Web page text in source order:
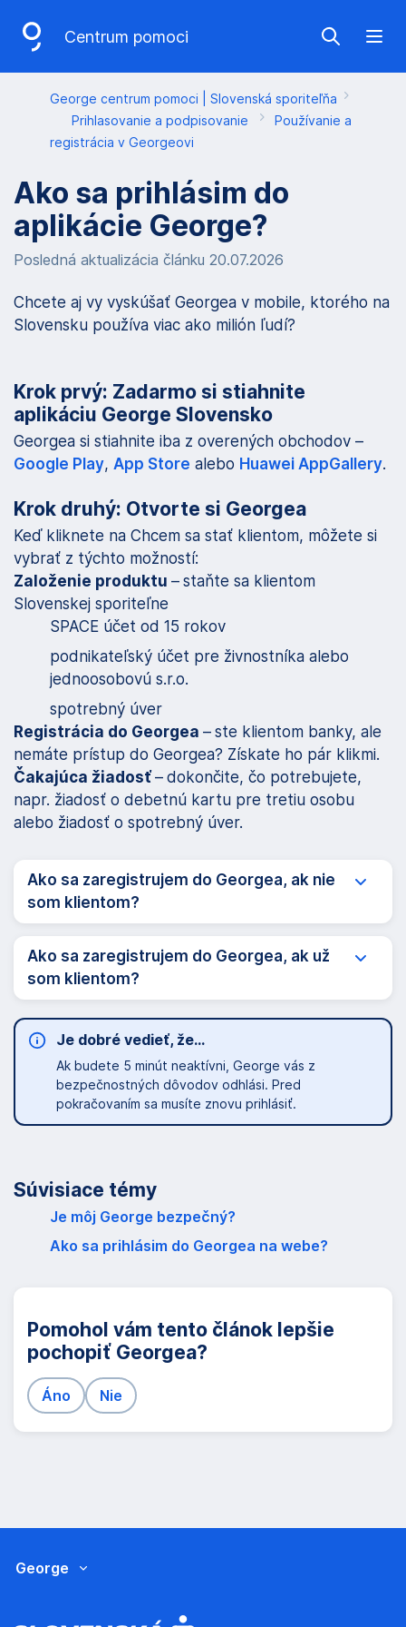
e
Centrum pomoci Show
George centrum pomoci | Slovenská sporiteľňa
Prihlasovanie a podpisovanie
Používanie a
registrácia v Georgeovi
Ako sa prihlásim do
aplikácie George?
Posledná aktualizácia článku 20.07.2026
Chcete aj vy vyskúšať Georgea v mobile, ktorého na
Slovensku používa viac ako milión ľudí?
Krok prvý: Zadarmo si stiahnite
aplikáciu George Slovensko
Georgea si stiahnite iba z overených obchodov –
Google Play, App Store alebo Huawei AppGallery.
Krok druhý: Otvorte si Georgea
Keď kliknete na Chcem sa stať klientom, môžete si
vybrať z týchto možností:
Založenie produktu – staňte sa klientom
Slovenskej sporiteľne
SPACE účet od 15 rokov
podnikateľský účet pre živnostníka alebo
jednoosobovú s.r.o.
spotrebný úver
Registrácia do Georgea – ste klientom banky, ale
nemáte prístup do Georgea? Získate ho pár klikmi.
Čakajúca žiadosť – dokončite, čo potrebujete,
napr. žiadosť o debetnú kartu pre tretiu osobu
alebo žiadosť o spotrebný úver.
Ako sa zaregistrujem do Georgea, ak nie
som klientom?
Expand
Ako sa zaregistrujem do Georgea, ak už
som klientom?
Expand
Je dobré vedieť, že...
Ak budete 5 minút neaktívni, George vás z
bezpečnostných dôvodov odhlási. Pred
pokračovaním sa musíte znovu prihlásiť.
Súvisiace témy
Je môj George bezpečný?
Ako sa prihlásim do Georgea na webe?
Pomohol vám tento článok lepšie
pochopiť Georgea?
Áno Nie
George